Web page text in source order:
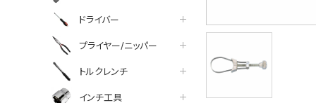
ドライバー
プライヤー/ニッパー
トルクレンチ
インチ工具